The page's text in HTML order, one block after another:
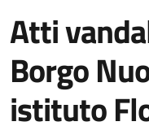
Atti
Borgo
istituto